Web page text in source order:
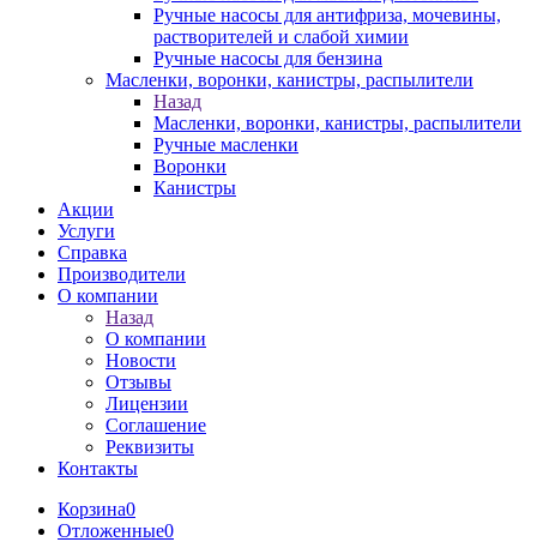
Ручные насосы для антифриза, мочевины,
растворителей и слабой химии
Ручные насосы для бензина
Масленки, воронки, канистры, распылители
Назад
Масленки, воронки, канистры, распылители
Ручные масленки
Воронки
Канистры
Акции
Услуги
Справка
Производители
О компании
Назад
О компании
Новости
Отзывы
Лицензии
Соглашение
Реквизиты
Контакты
Корзина0
Отложенные0